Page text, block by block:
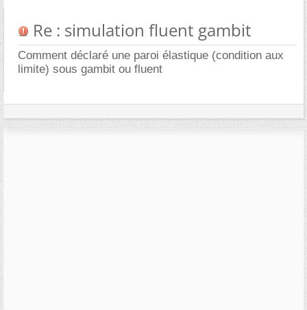
Re : simulation fluent gambit
Comment déclaré une paroi élastique (condition aux
limite) sous gambit ou fluent